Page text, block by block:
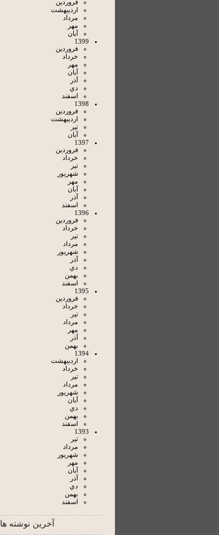
فروردين
ارديبهشت
مرداد
مهر
آبان
1399
فروردين
خرداد
مهر
آبان
آذر
دي
اسفند
1398
فروردين
ارديبهشت
تير
آبان
1397
فروردين
خرداد
تير
شهريور
مهر
آبان
آذر
اسفند
1396
فروردين
خرداد
تير
مرداد
شهريور
آذر
دي
بهمن
اسفند
1395
فروردين
خرداد
تير
مرداد
مهر
آذر
بهمن
1394
ارديبهشت
خرداد
تير
مرداد
شهريور
آبان
دي
بهمن
اسفند
1393
تير
مرداد
شهريور
مهر
آبان
آذر
دي
بهمن
اسفند
آخرین نوشته ها